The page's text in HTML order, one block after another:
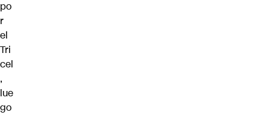
po
r
el
Tri
cel
,
lue
go